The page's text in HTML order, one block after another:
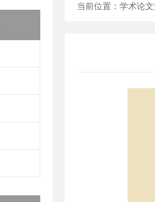
当前位置： 学术论